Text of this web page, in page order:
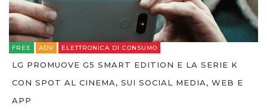
FREE ADV ELETTRONICA DI CONSUMO
LG PROMUOVE G5 SMART EDITION E LA SERIE K
CON SPOT AL CINEMA, SUI SOCIAL MEDIA, WEB E
APP